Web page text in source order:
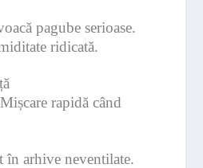
pagube serioase.
ridicată.
rapidă când
în arhive neventilate.